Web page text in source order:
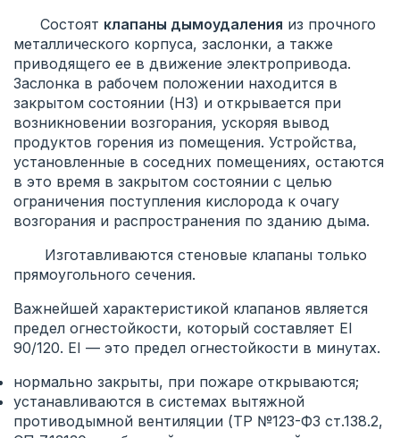
Состоят клапаны дымоудаления из прочного
металлического корпуса, заслонки, а также
приводящего ее в движение электропривода.
Заслонка в рабочем положении находится в
закрытом состоянии (НЗ) и открывается при
возникновении возгорания, ускоряя вывод
продуктов горения из помещения. Устройства,
установленные в соседних помещениях, остаются
в это время в закрытом состоянии с целью
ограничения поступления кислорода к очагу
возгорания и распространения по зданию дыма.
Изготавливаются стеновые клапаны только
прямоугольного сечения.
Важнейшей характеристикой клапанов является
предел огнестойкости, который составляет EI
90/120. EI — это предел огнестойкости в минутах.
нормально закрыты, при пожаре открываются;
устанавливаются в системах вытяжной
противодымной вентиляции (ТР №123-ФЗ ст.138.2,